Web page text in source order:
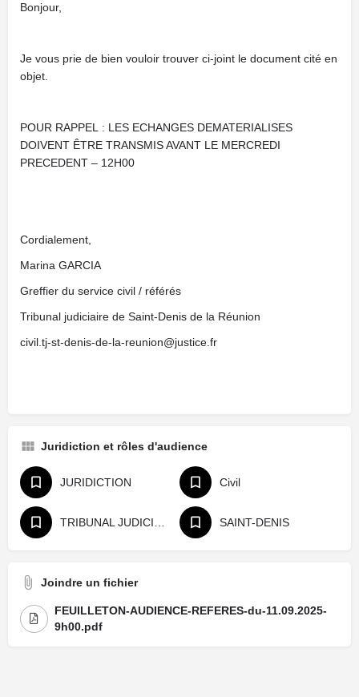
Bonjour,
Je vous prie de bien vouloir trouver ci-joint le document cité en
objet.
POUR RAPPEL : LES ECHANGES DEMATERIALISES
DOIVENT ÊTRE TRANSMIS AVANT LE MERCREDI
PRECEDENT – 12H00
Cordialement,
Marina GARCIA
Greffier du service civil / référés
Tribunal judiciaire de Saint-Denis de la Réunion
civil.tj-st-denis-de-la-reunion@justice.fr
Juridiction et rôles d'audience
JURIDICTION Civil
SAINT-DENIS
Joindre un fichier
FEUILLETON-AUDIENCE-REFERES-du-11.09.2025-
9h00.pdf